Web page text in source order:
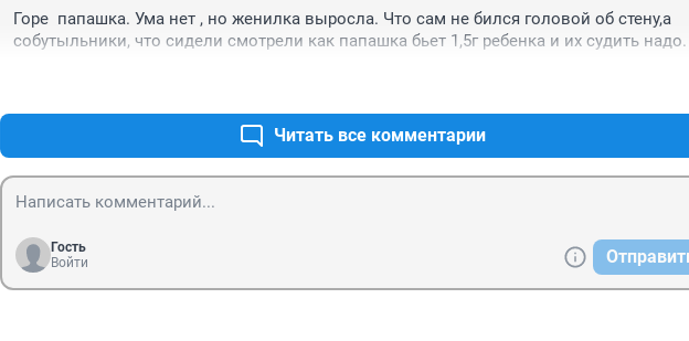
Горе  папашка. Ума нет , но женилка выросла. Что сам не бился головой об стену,а
собутыльники, что сидели смотрели как папашка бьет 1,5г ребенка и их судить надо.
Читать все комментарии
Гость
Войти